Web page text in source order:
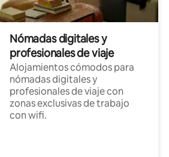
Nómadas digitales y
profesionales de viaje
Alojamientos cómodos para
nómadas digitales y
profesionales de viaje con
zonas exclusivas de trabajo
con wifi.